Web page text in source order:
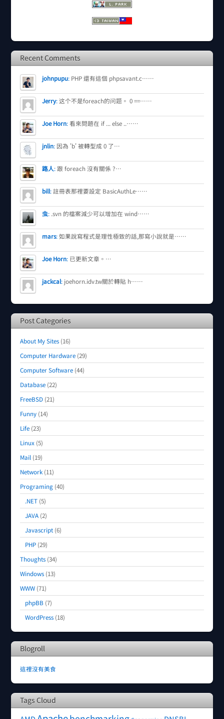
Recent Comments
johnpupu: PHP 還有這個 phpsavant.c……
Jerry:这个不是foreach的问题。 0 ==……
Joe Horn:看來問題在 if ... else ..……
jnlin: 因為 'b' 被轉型成 0 了…
路人: 跟 foreach 沒有關係 ?…
bill:註冊表那裡要設定 BasicAuthLe……
虫: .svn 的檔案減少可以增加在 wind……
mars:如果說寫程式是理性極致的話,那寫小說就是……
Joe Horn: 已更新文章。…
jackcal: joehorn.idv.tw關於轉貼 h……
Post Categories
About My Sites (16)
Computer Hardware (29)
Computer Software (44)
Database (22)
FreeBSD (21)
Funny (14)
Life (23)
Linux (5)
Mail (19)
Network (11)
Programing (40)
.NET (5)
JAVA (2)
Javascript (6)
PHP (29)
Thoughts (34)
Windows (13)
WWW (71)
phpBB (7)
WordPress (18)
Blogroll
這裡沒有美食
Tags Cloud